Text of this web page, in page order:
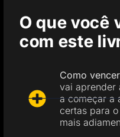
O que você
com este
Como
vai aprender
a começar a
certas para
mais